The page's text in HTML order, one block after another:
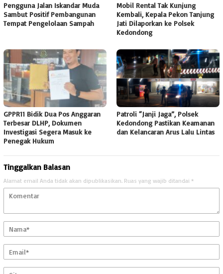
Pengguna Jalan Iskandar Muda
Sambut Positif Pembangunan
Tempat Pengelolaan Sampah
Mobil Rental Tak Kunjung
Kembali, Kepala Pekon Tanjung
Jati Dilaporkan ke Polsek
Kedondong
GPPR11 Bidik Dua Pos Anggaran
Terbesar DLHP, Dokumen
Investigasi Segera Masuk ke
Penegak Hukum
Patroli “Janji Jaga”, Polsek
Kedondong Pastikan Keamanan
dan Kelancaran Arus Lalu Lintas
Tinggalkan Balasan
Alamat email Anda tidak akan dipublikasikan. Ruas yang wajib ditandai *